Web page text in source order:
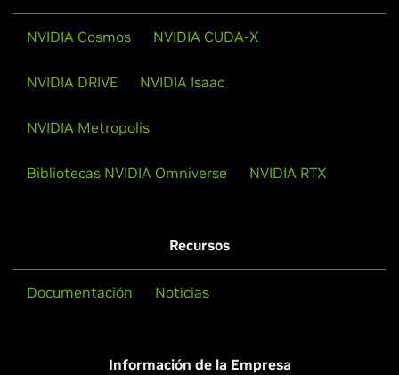
NVIDIA Cosmos NVIDIA CUDA-X
NVIDIA DRIVE NVIDIA Isaac
NVIDIA Metropolis
Bibliotecas NVIDIA Omniverse NVIDIA RTX
Recursos
Documentación Noticias
Información de la Empresa